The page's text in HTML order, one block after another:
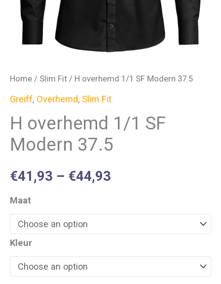
Home / Slim Fit / H overhemd 1/1 SF Modern 37.5
Greiff, Overhemd, Slim Fit
H overhemd 1/1 SF
Modern 37.5
€41,93 – €44,93
Maat
Kleur